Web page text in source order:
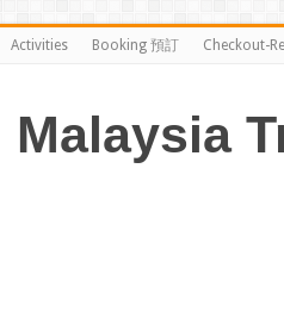
Activities Booking 預訂 Checkout-
Malaysia